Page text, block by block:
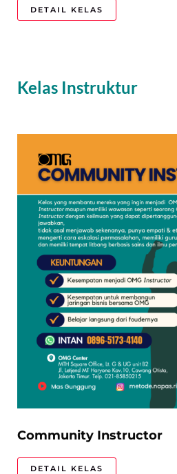
DETAIL KELAS
Kelas Instruktur
Community Instructor
DETAIL KELAS